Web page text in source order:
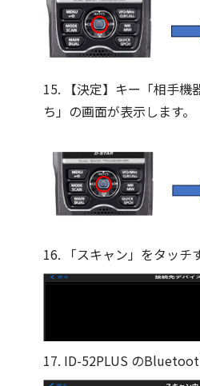
15. 【決定】キー「相手機
ち」の画面が表示します。
16. 「スキャン」をタッチ
17. ID-52PLUS の